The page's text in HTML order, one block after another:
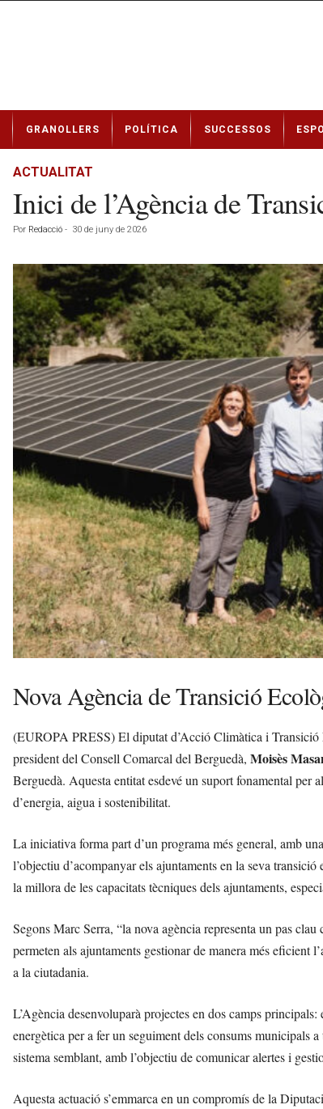
t
GRANOLLERS POLÍTICA SUCCESSOS
ACTUALITAT
Inici de l’Agència de
Por Redacció - 30 de juny de 2026
Nova Agència de Transició
(EUROPA PRESS) El diputat d’Acció Climàtica i
president del Consell Comarcal del Berguedà, Moisès
Berguedà. Aquesta entitat esdevé un suport fonamental per
d’energia, aigua i sostenibilitat.
La iniciativa forma part d’un programa més general, amb
l’objectiu d’acompanyar els ajuntaments en la seva
la millora de les capacitats tècniques dels ajuntaments,
Segons Marc Serra, “la nova agència representa un pas
permeten als ajuntaments gestionar de manera més eficient
a la ciutadania.
L’Agència desenvoluparà projectes en dos camps
energètica per a fer un seguiment dels consums municipals
sistema semblant, amb l’objectiu de comunicar alertes i
Aquesta actuació s’emmarca en un compromís de la